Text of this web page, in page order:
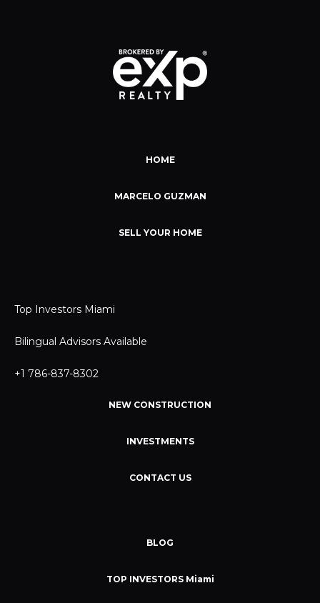
HOME
MARCELO GUZMAN
SELL YOUR HOME
Top Investors Miami
Bilingual Advisors Available
+1 786-837-8302
NEW CONSTRUCTION
INVESTMENTS
CONTACT US
BLOG
TOP INVESTORS Miami